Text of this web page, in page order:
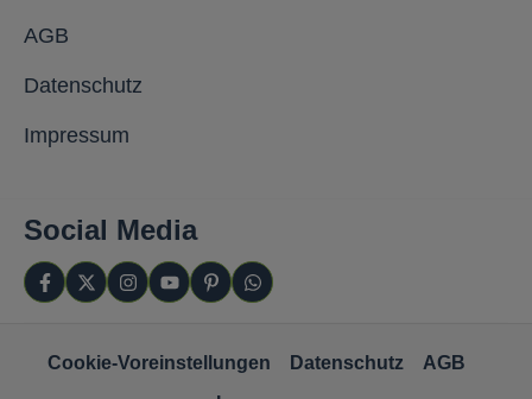
AGB
Datenschutz
Impressum
Social Media
Cookie-Voreinstellungen Datenschutz
AGB